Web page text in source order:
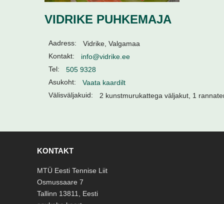
VIDRIKE PUHKEMAJA
Aadress:
Vidrike, Valgamaa
Kontakt:
info@vidrike.ee
Tel:
505 9328
Asukoht:
Vaata kaardilt
Välisväljakuid:
2 kunstmurukattega väljakut, 1
KONTAKT
MTÜ Eesti Tennise Liit
Osmussaare 7
Tallinn 13811, Eesti